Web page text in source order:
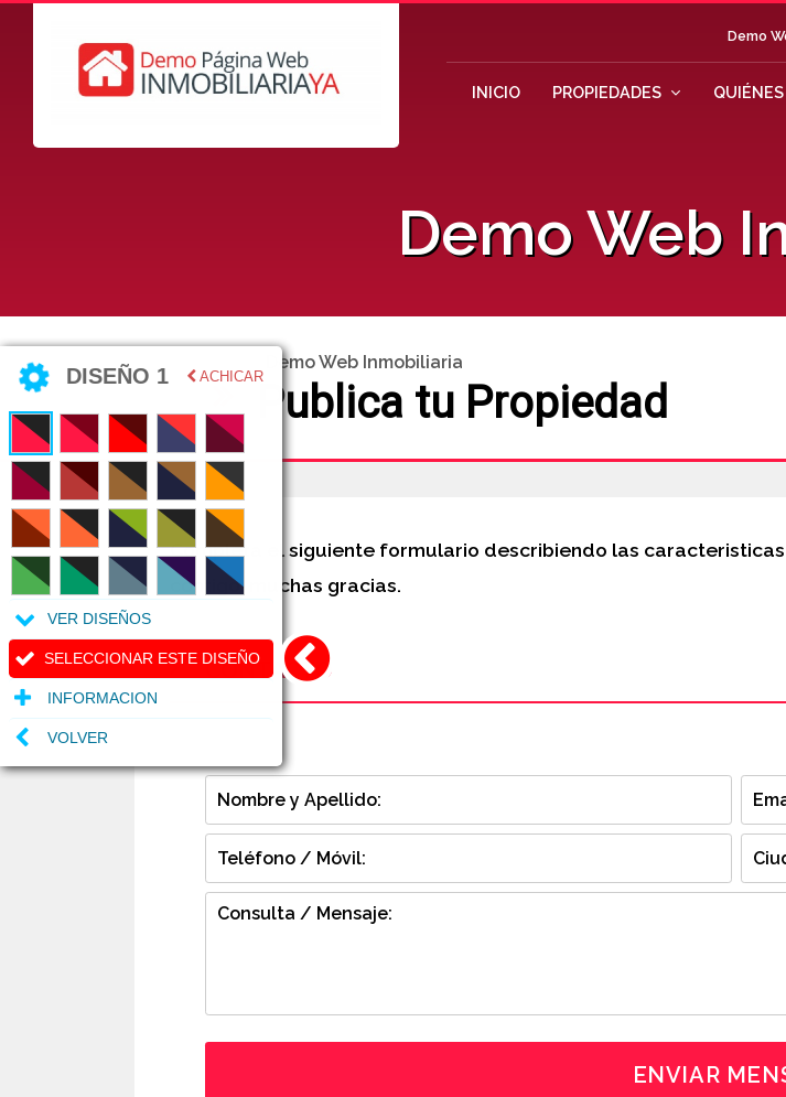
DISEÑO 1 ACHICAR
VER DISEÑOS
SELECCIONAR ESTE DISEÑO
INFORMACION
VOLVER
Demo
INICIO PROPIEDADES
Demo Web
Demo Web Inmobiliaria
Publica tu Propiedad
Completa el siguiente formulario describiendo las
contigo, muchas gracias.
CONTACTO
ENVIAR